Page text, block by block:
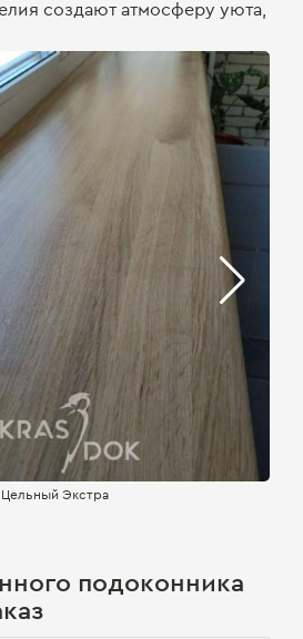
создают атмосферу уюта,
Цельный Экстра
подоконника